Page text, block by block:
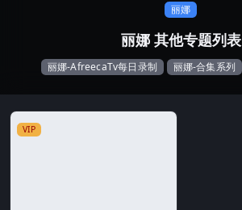
丽娜
丽娜 其他专题列表
丽娜-AfreecaTv每日录制 丽娜-合集系列
VIP